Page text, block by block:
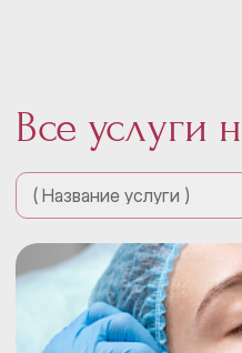
Все услуги